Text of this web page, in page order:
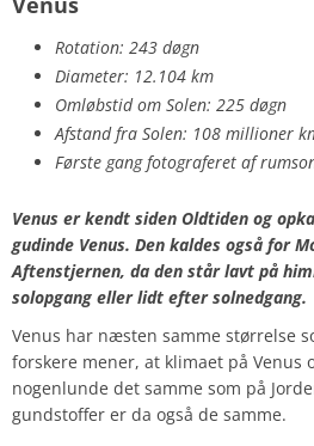
Rotation: 243 døgn
Diameter: 12.104 km
Omløbstid om Solen: 225 døgn
Afstand fra Solen: 108 millioner
Første gang fotograferet af
Venus er kendt siden Oldtiden og
gudinde Venus. Den kaldes også for
Aftenstjernen, da den står lavt på
solopgang eller lidt efter solnedgang.
Venus har næsten samme størrelse
forskere mener, at klimaet på
nogenlunde det samme som på
gundstoffer er da også de samme.